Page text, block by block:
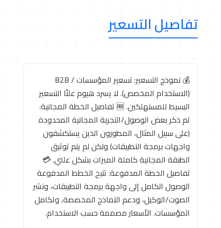
تفاصيل التسعير
💰 نموذج التسعير: تسعير المؤسسات / B2B
(الاستخدام المخصص). لا يسرد هيوم علنًا التسعير
البسيط للمستهلكين. 🆓 تفاصيل الخطة المجانية:
تم ذكر بعض الوصول/التجربة المجانية المحدودة
(على سبيل المثال، المطورون الذين يستكشفون
واجهات برمجة التطبيقات) ولكن لم يتم توثيق
الطبقة المجانية كاملة الميزات بشكل علني. 💳
تفاصيل الخطة المدفوعة: تتيح الخطط المدفوعة
الوصول الكامل إلى واجهة برمجة التطبيقات، ونشر
الصوت/الوكيل، ودعم النماذج المخصصة، وتكامل
المؤسسات. الأسعار مصممة حسب الاستخدام.